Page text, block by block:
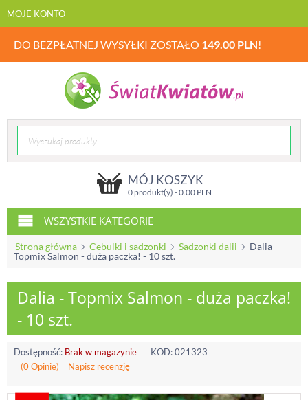
MOJE KONTO
DO BEZPŁATNEJ WYSYŁKI ZOSTAŁO 149.00 PLN!
MÓJ KOSZYK
0 produkt(y) -0.00PLN
WSZYSTKIE KATEGORIE
Strona główna Cebulki i sadzonki Sadzonki dalii
Dalia -
Topmix Salmon - duża paczka! - 10 szt.
Dalia - Topmix Salmon - duża paczka!
- 10 szt.
Dostępność: Brak w magazynie KOD:021323
(0 Opinie)
Napisz recenzję